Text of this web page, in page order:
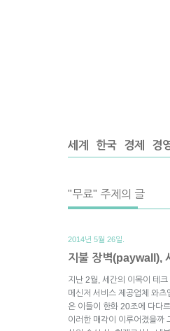
세계 한국 경제 경
"무료" 주제의 글
2014년 5월 26일.
지불 장벽(paywall),
지난 2월, 세간의 이목이 테
메신저 서비스 제공업체 와
은 이들이 한화 20조에 다다
이러한 매각이 이루어졌을까